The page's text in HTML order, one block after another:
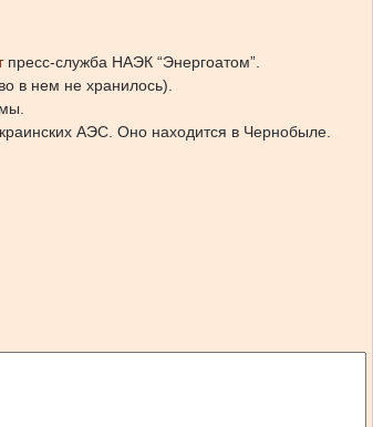
пресс-служба НАЭК “Энергоатом”.
в нем не хранилось).
АЭС. Оно находится в Чернобыле.